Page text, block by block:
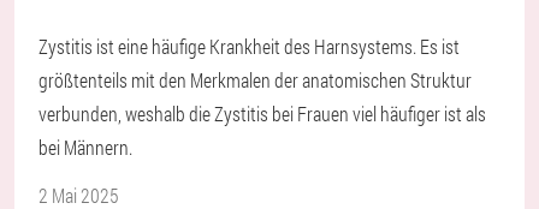
Zystitis ist eine häufige Krankheit des Harnsystems. Es ist
größtenteils mit den Merkmalen der anatomischen Struktur
verbunden, weshalb die Zystitis bei Frauen viel häufiger ist als
bei Männern.
2 Mai 2025